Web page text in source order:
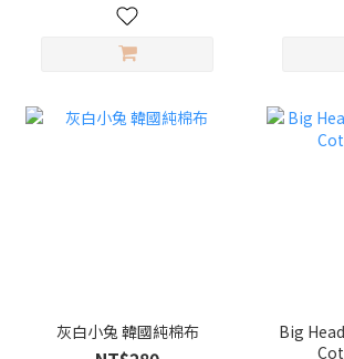
灰白小兔 韓國純棉布
Big